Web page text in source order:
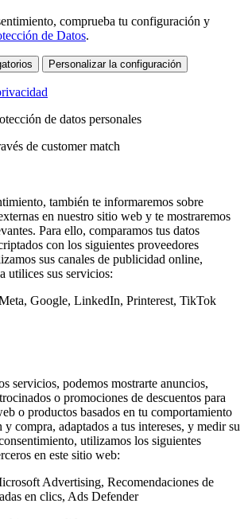
comprueba tu configuración y
de Datos.
Personalizar la configuración
de datos personales
de customer match
también te informaremos sobre
en nuestro sitio web y te mostraremos
Para ello, comparamos tus datos
con los siguientes proveedores
sus canales de publicidad online,
utilices sus servicios:
Google, LinkedIn, Printerest, TikTok
servicios, podemos mostrarte anuncios,
o promociones de descuentos para
o productos basados en tu comportamiento
y compra, adaptados a tus intereses, y medir su
utilizamos los siguientes
en este sitio web:
Advertising, Recomendaciones de
en clics, Ads Defender